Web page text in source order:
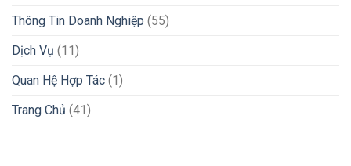
Thông Tin Doanh Nghiệp (55)
Dịch Vụ (11)
Quan Hệ Hợp Tác (1)
Trang Chủ (41)